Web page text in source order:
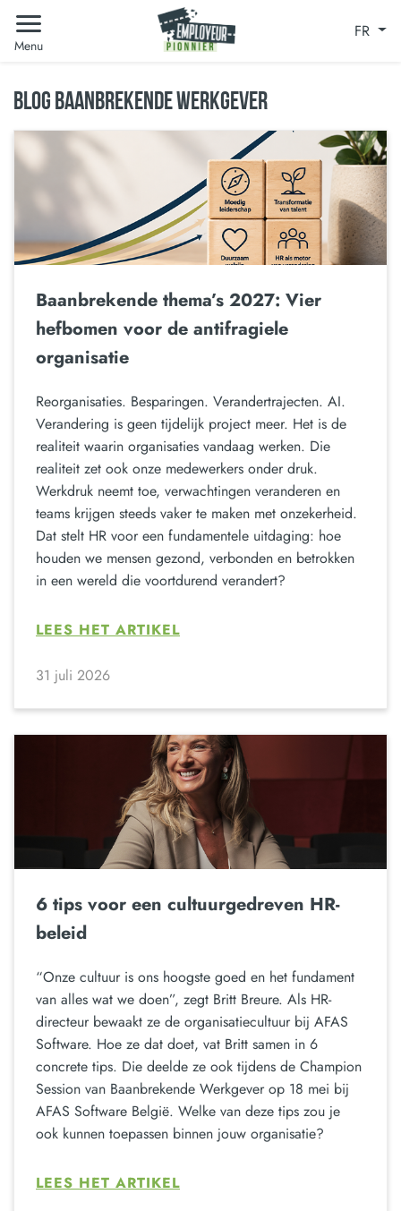
Menu
FR
BLOG BAANBREKENDE WERKGEVER
Baanbrekende thema’s 2027: Vier
hefbomen voor de antifragiele
organisatie
Reorganisaties. Besparingen. Verandertrajecten. AI.
Verandering is geen tijdelijk project meer. Het is de
realiteit waarin organisaties vandaag werken. Die
realiteit zet ook onze medewerkers onder druk.
Werkdruk neemt toe, verwachtingen veranderen en
teams krijgen steeds vaker te maken met onzekerheid.
Dat stelt HR voor een fundamentele uitdaging: hoe
houden we mensen gezond, verbonden en betrokken
in een wereld die voortdurend verandert?
LEES HET ARTIKEL
31 juli 2026
6 tips voor een cultuurgedreven HR-
beleid
“Onze cultuur is ons hoogste goed en het fundament
van alles wat we doen”, zegt Britt Breure. Als HR-
directeur bewaakt ze de organisatiecultuur bij AFAS
Software. Hoe ze dat doet, vat Britt samen in 6
concrete tips. Die deelde ze ook tijdens de Champion
Session van Baanbrekende Werkgever op 18 mei bij
AFAS Software België. Welke van deze tips zou je
ook kunnen toepassen binnen jouw organisatie?
LEES HET ARTIKEL